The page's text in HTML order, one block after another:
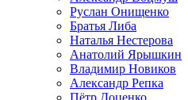
Руслан Онищенко
Братья Либа
Наталья Нестерова
Анатолий Ярышкин
Владимир Новиков
Александр Репка
Пётр Доценко